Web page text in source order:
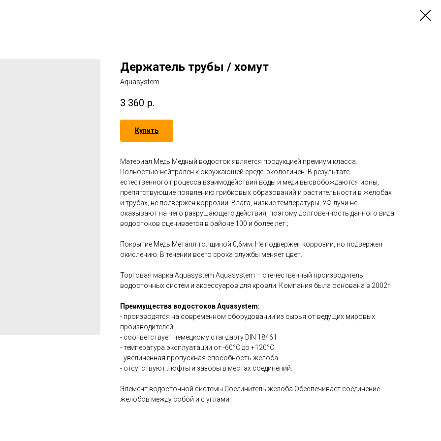
Держатель трубы / хомут
Aquasystem
3 360 р.
Купить
Материал Медь Медный водосток является продукцией премиум класса.
Полностью нейтрален к окружающей среде, экологичен. В результате
естественного процесса взаимодействия воды и меди высвобождаются ионы,
препятствующие появлению грибковых образований и растительности в желобах
и трубах, не подвержен коррозии. Влага, низкие температуры, УФ-лучи не
оказывают на него разрушающего действия, поэтому долговечность данного вида
водостоков оценивается в районе 100 и более лет.;
Покрытие Медь Металл толщиной 0,6мм. Не подвержен коррозии, но подвержен
окислению. В течении всего срока службы меняет цвет.
Торговая марка Aquasystem Aquasystem – отечественный производитель
водосточных систем и аксессуаров для кровли. Компания была основана в 2002г.
Преимущества водостоков Aquasystem:
- производятся на современном оборудовании из сырья от ведущих мировых
производителей
- соответствует немецкому стандарту DIN 18461
- температура эксплуатации от -60°C до +120°C
- увеличенная пропускная способность желоба
- отсутствуют люфты и зазоры в местах соединений.
Элемент водосточной системы Соединитель желоба Обеспечивает соединение
желобов между собой и с углами.